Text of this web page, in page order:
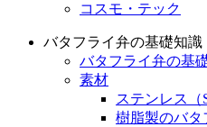
コスモ・テック
バタフライ弁の基礎知識
バタフライ弁の基
素材
ステンレス
樹脂製のバタ